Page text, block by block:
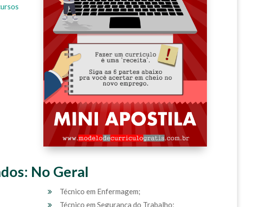
No Geral
Técnico em Enfermagem;
Técnico em Segurança do Trabalho;